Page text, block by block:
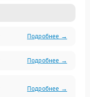
Подробнее →
Подробнее →
Подробнее →